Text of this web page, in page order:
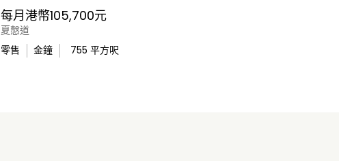
每月港幣105,700元
夏慤道
零售
金鐘 755 平方呎